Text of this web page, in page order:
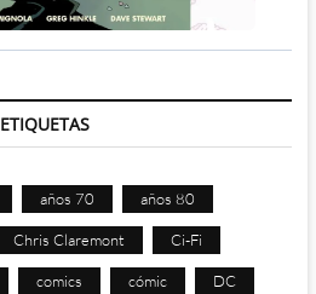
ETIQUETAS
años 70 años 80
Chris Claremont Ci-Fi
comics cómic DC